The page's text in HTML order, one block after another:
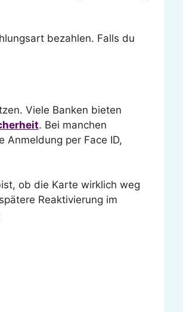
bezahlen. Falls du
Viele Banken bieten
. Bei manchen
per Face ID,
ob die Karte wirklich weg
Reaktivierung im